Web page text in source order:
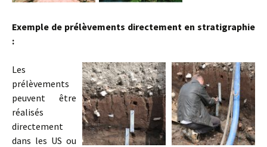
Exemple de prélèvements directement en stratigraphie
:
Les
prélèvements
peuvent être
réalisés
directement
dans les US ou